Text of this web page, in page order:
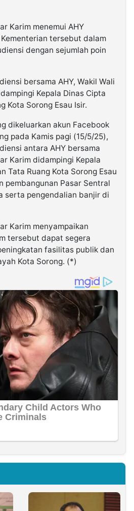
Karim menemui AHY
tersebut dalam
dengan sejumlah poin
bersama AHY, Wakil Wali
Kepala Dinas Cipta
Kota Sorong Esau Isir.
dikeluarkan akun Facebook
pada Kamis pagi (15/5/25),
antara AHY bersama
Karim didampingi Kepala
Tata Ruang Kota Sorong Esau
pembangunan Pasar Sentral
serta pengendalian banjir di
Karim menyampaikan
tersebut dapat segera
fasilitas publik dan
Kota Sorong. (*)